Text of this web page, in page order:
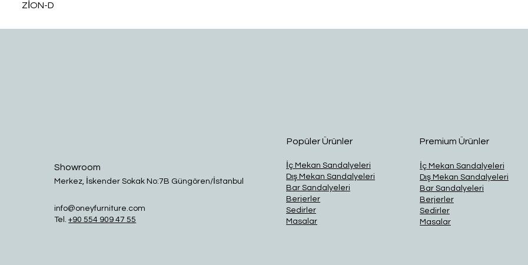
ZİON-D
Showroom
Merkez, İskender Sokak No:7B Güngören/İstanbul
info@oneyfurniture.com
Tel.+90 554 909 47 55
Popüler Ürünler
İç Mekan Sandalyeleri
Dış Mekan Sandalyeleri
Bar Sandalyeleri
Berjerler
Sedirler
Masalar
Premium Ürünler
İç Mekan Sandalyeleri
Dış Mekan Sandalyeleri
Bar Sandalyeleri
Berjerler
Sedirler
Masalar